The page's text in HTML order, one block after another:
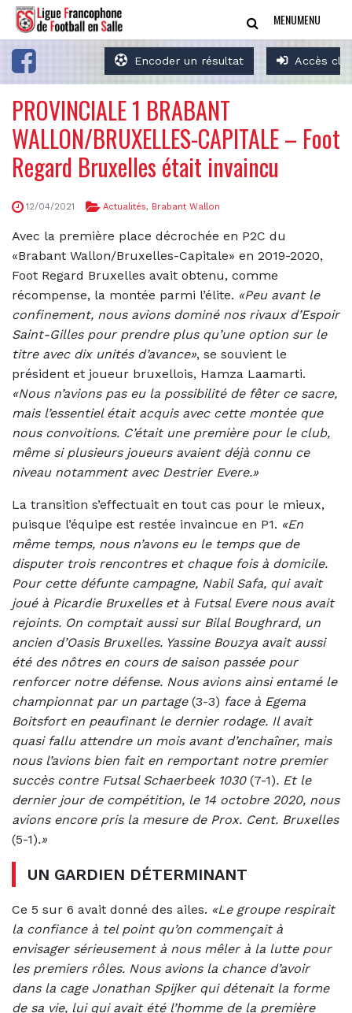
Encoder un résultat Accès
MENUMENU
PROVINCIALE 1 BRABANT
WALLON/BRUXELLES-CAPITALE – Foot
Regard Bruxelles était invaincu
12/04/2021 Actualités, Brabant Wallon
Avec la première place décrochée en P2C du
«Brabant Wallon/Bruxelles-Capitale» en 2019-2020,
Foot Regard Bruxelles avait obtenu, comme
récompense, la montée parmi l’élite. «Peu avant le
confinement, nous avions dominé nos rivaux d’Espoir
Saint-Gilles pour prendre plus qu’une option sur le
titre avec dix unités d’avance», se souvient le
président et joueur bruxellois, Hamza Laamarti.
«Nous n’avions pas eu la possibilité de fêter ce sacre,
mais l’essentiel était acquis avec cette montée que
nous convoitions. C’était une première pour le club,
même si plusieurs joueurs avaient déjà connu ce
niveau notamment avec Destrier Evere.»
La transition s’effectuait en tout cas pour le mieux,
puisque l’équipe est restée invaincue en P1. «En
même temps, nous n’avons eu le temps que de
disputer trois rencontres et chaque fois à domicile.
Pour cette défunte campagne, Nabil Safa, qui avait
joué à Picardie Bruxelles et à Futsal Evere nous avait
rejoints. On comptait aussi sur Bilal Boughrard, un
ancien d’Oasis Bruxelles. Yassine Bouzya avait aussi
été des nôtres en cours de saison passée pour
renforcer notre défense. Nous avions ainsi entamé le
championnat par un partage(3-3) face à Egema
Boitsfort en peaufinant le dernier rodage. Il avait
quasi fallu attendre un mois avant d’enchaîner, mais
nous l’avions bien fait en remportant notre premier
succès contre Futsal Schaerbeek 1030(7-1). Et le
dernier jour de compétition, le 14 octobre 2020, nous
avions encore pris la mesure de Prox. Cent. Bruxelles
(5-1).»
UN GARDIEN DÉTERMINANT
Ce 5 sur 6 avait donné des ailes. «Le groupe respirait
la confiance à tel point qu’on commençait à
envisager sérieusement à nous mêler à la lutte pour
les premiers rôles. Nous avions la chance d’avoir
dans la cage Jonathan Spijker qui détenait la forme
de sa vie, lui qui avait été l’homme de la première